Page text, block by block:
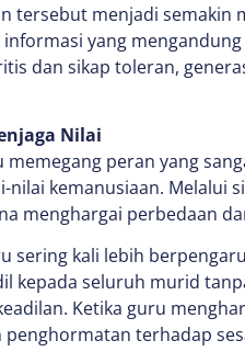
tersebut menjadi semakin
yang
dan sikap toleran,
Nilai
memegang peran yang
nilai kemanusiaan. Melalui
menghargai perbedaan
sering kali lebih
kepada seluruh murid
Ketika guru
terhadap